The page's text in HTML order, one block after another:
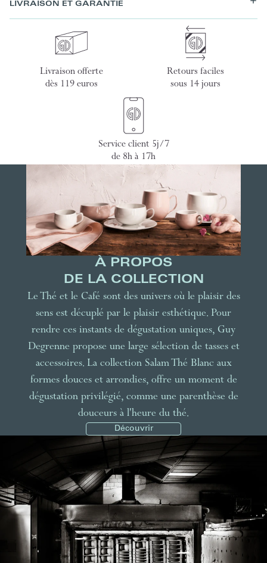
LIVRAISON ET GARANTIE
Livraison offerte
dès 119 euros
Retours faciles
sous 14 jours
Service client 5j/7
de 8h à 17h
À PROPOS
DE LA COLLECTION
Le Thé et le Café sont des univers où le plaisir des
sens est décuplé par le plaisir esthétique. Pour
rendre ces instants de dégustation uniques, Guy
Degrenne propose une large sélection de tasses et
accessoires. La collection Salam Thé Blanc aux
formes douces et arrondies, offre un moment de
dégustation privilégié, comme une parenthèse de
douceurs à l'heure du thé.
Découvrir